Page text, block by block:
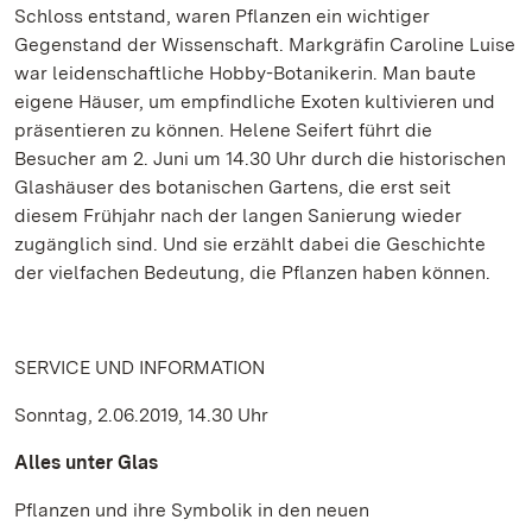
Schloss entstand, waren Pflanzen ein wichtiger
Gegenstand der Wissenschaft. Markgräfin Caroline Luise
war leidenschaftliche Hobby-Botanikerin. Man baute
eigene Häuser, um empfindliche Exoten kultivieren und
präsentieren zu können. Helene Seifert führt die
Besucher am 2. Juni um 14.30 Uhr durch die historischen
Glashäuser des botanischen Gartens, die erst seit
diesem Frühjahr nach der langen Sanierung wieder
zugänglich sind. Und sie erzählt dabei die Geschichte
der vielfachen Bedeutung, die Pflanzen haben können.
SERVICE UND INFORMATION
Sonntag, 2.06.2019, 14.30 Uhr
Alles unter Glas
Pflanzen und ihre Symbolik in den neuen